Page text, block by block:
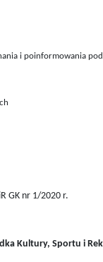
i poinformowania
GK nr 1/2020 r.
Kultury, Sportu i